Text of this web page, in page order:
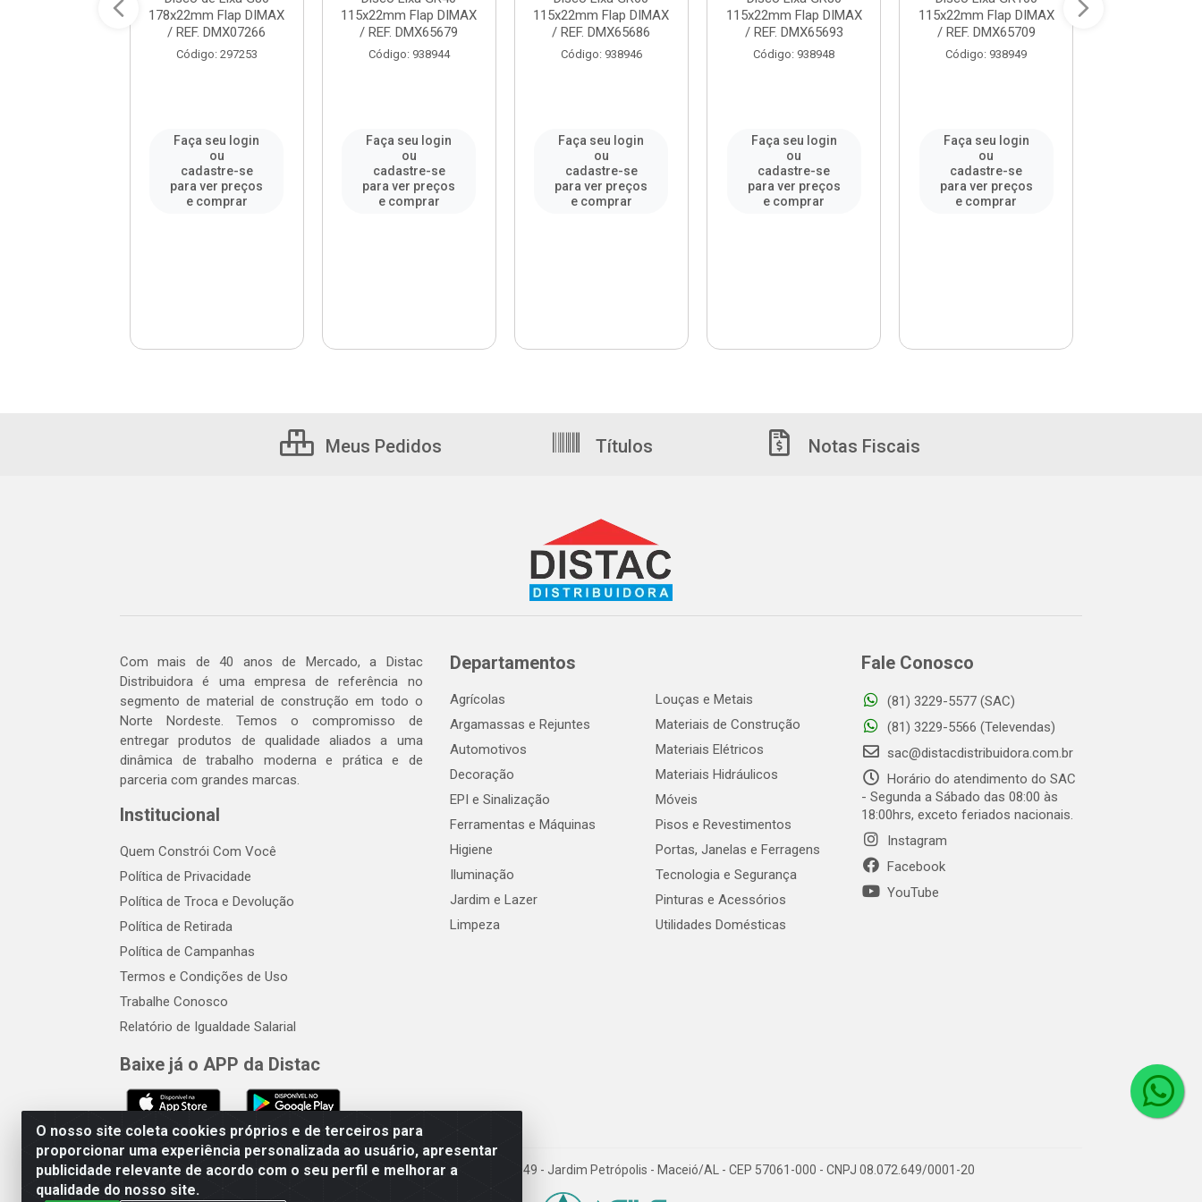
178x22mm Flap DIMAX
/ REF. DMX07266
Código: 297253
Faça seu login
ou
cadastre-se
para ver preços
e comprar
115x22mm Flap DIMAX
/ REF. DMX65679
Código: 938944
Faça seu login
ou
cadastre-se
para ver preços
e comprar
115x22mm Flap DIMAX
/ REF. DMX65686
Código: 938946
Faça seu login
ou
cadastre-se
para ver preços
e comprar
115x22mm Flap DIMAX
/ REF. DMX65693
Código: 938948
Faça seu login
ou
cadastre-se
para ver preços
e comprar
115x22mm Flap DIMAX
/ REF. DMX65709
Código: 938949
Faça seu login
ou
cadastre-se
para ver preços
e comprar
O nosso site coleta cookies próprios e de terceiros para
proporcionar uma experiência personalizada ao usuário, apresentar
publicidade relevante de acordo com o seu perfil e melhorar a
qualidade do nosso site.
Meus Pedidos Títulos Notas Fiscais
Com mais de 40 anos de Mercado, a Distac
Distribuidora é uma empresa de referência no
segmento de material de construção em todo o
Norte Nordeste. Temos o compromisso de
entregar produtos de qualidade aliados a uma
dinâmica de trabalho moderna e prática e de
parceria com grandes marcas.
Institucional
Quem Constrói Com Você
Política de Privacidade
Política de Troca e Devolução
Política de Retirada
Política de Campanhas
Termos e Condições de Uso
Trabalhe Conosco
Relatório de Igualdade Salarial
Baixe já o APP da Distac
Departamentos
Agrícolas
Argamassas e Rejuntes
Automotivos
Decoração
EPI e Sinalização
Ferramentas e Máquinas
Higiene
Iluminação
Jardim e Lazer
Limpeza
Louças e Metais
Materiais de Construção
Materiais Elétricos
Materiais Hidráulicos
Móveis
Pisos e Revestimentos
Portas, Janelas e Ferragens
Tecnologia e Segurança
Pinturas e Acessórios
Utilidades Domésticas
Fale Conosco
(81) 3229-5577 (SAC)
(81) 3229-5566 (Televendas)
sac@distacdistribuidora.com.br
Horário do atendimento do SAC
- Segunda a Sábado das 08:00 às
18:00hrs, exceto feriados nacionais.
Instagram
Facebook
YouTube
Distac Distribuidora - Av. Durval de Góes Monteiro, 7049 - Jardim Petrópolis - Maceió/AL - CEP 57061-000 - CNPJ 08.072.649/0001-20